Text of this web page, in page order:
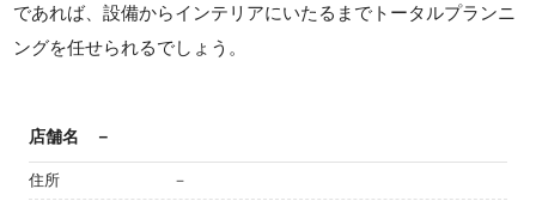
であれば、設備からインテリアにいたるまでトータルプランニ
ングを任せられるでしょう。
店舗名 －
住所 －